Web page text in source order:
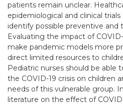
patients remain unclear.
epidemiological and clinical
identify possible preventive and
Evaluating the impact of
make pandemic models more
direct limited resources to
Pediatric nurses should be
the COVID-19 crisis on children
needs of this vulnerable group.
literature on the effect of COVID